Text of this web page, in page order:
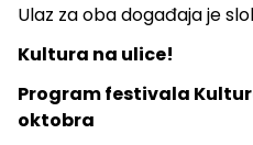
Ulaz za oba događaja je
Kultura na ulice!
Program festivala
oktobra